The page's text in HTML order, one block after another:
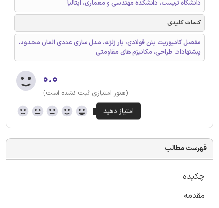
دانشگاه تریست، دانشکده مهندسی و معماری، ایتالیا
کلمات کلیدی
مفصل کامپوزیت بتن فولادی، بار زلزله، مدل سازی عددی المان محدود،
پیشنهادات طراحی، مکانیزم های مقاومتی
۰.۰
(هنوز امتیازی ثبت نشده است)
فهرست مطالب
چکیده
مقدمه